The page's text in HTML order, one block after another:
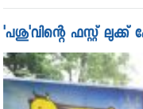
'പശു'വിന്റെ ഫസ്റ്റ് ലുക്ക്